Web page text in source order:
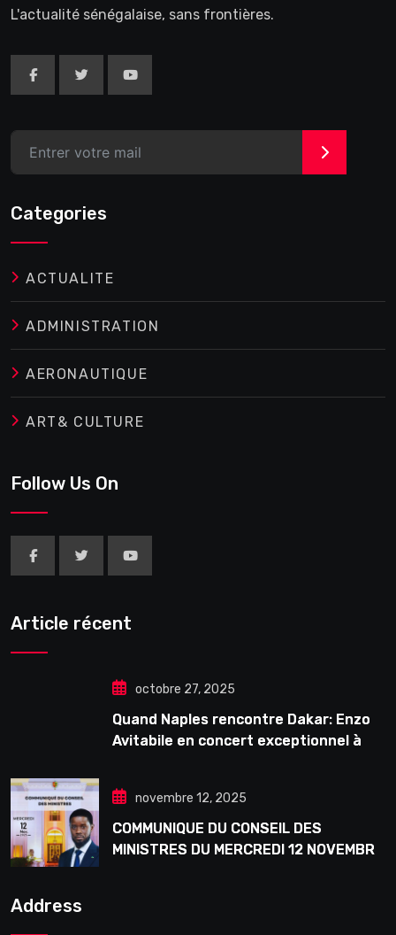
L'actualité sénégalaise, sans frontières.
>
Categories
ACTUALITE
ADMINISTRATION
AERONAUTIQUE
ART& CULTURE
Follow Us On
Article récent
octobre 27, 2025
Quand Naples rencontre Dakar: Enzo
Avitabile en concert exceptionnel à
novembre 12, 2025
COMMUNIQUE DU CONSEIL DES
MINISTRES DU MERCREDI 12 NOVEMBRE
Address